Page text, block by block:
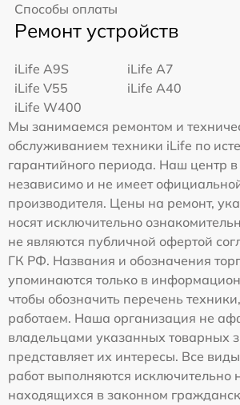
Способы оплаты
Ремонт устройств
iLife A9S
iLife A7
iLife V55
iLife A40
iLife W400
Мы занимаемся ремонтом и
обслуживанием техники iLife по
гарантийного периода. Наш центр
независимо и не имеет
производителя. Цены на ремонт,
носят исключительно
не являются публичной офертой
ГК РФ. Названия и обозначения
упоминаются только в
чтобы обозначить перечень
работаем. Наша организация не
владельцами указанных товарных
представляет их интересы. Все
работ выполняются исключительно
находящихся в законном